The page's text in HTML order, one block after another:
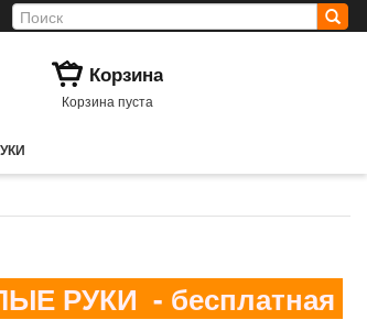
Корзина
Корзина пуста
РУКИ - бесплатная